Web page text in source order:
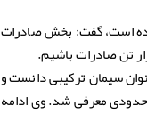
است، گفت: بخش صادرات
سیمان ترکیبی دانست و
معرفی شد. وی ادامه